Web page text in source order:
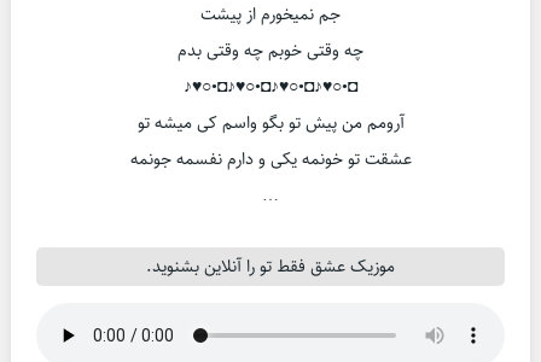
جم نمیخورم از پیشت
چه وقتی خوبم چه وقتی بدم
◘•○♥♪◘•○♥♪◘•○♥♪◘•○♥♪
آرومم من پیش تو بگو واسم کی میشه تو
عشقت تو خونمه یکی و دارم نفسمه جونمه
…
موزیک عشق فقط تو را آنلاین بشنوید.